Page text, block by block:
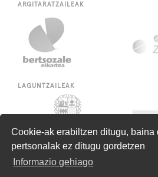
Cookie-ak erabiltzen ditugu, baina
pertsonalak ez ditugu gordetzen
Informazio gehiago
ARGITARATZAILEAK
LAGUNTZAILEAK